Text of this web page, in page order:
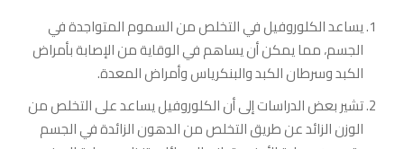
يساعد الكلوروفيل في التخلص من السموم المتواجدة في
الجسم، مما يمكن أن يساهم في الوقاية من الإصابة بأمراض
الكبد وسرطان الكبد والبنكرياس وأمراض المعدة.
تشير بعض الدراسات إلى أن الكلوروفيل يساعد على التخلص من
الوزن الزائد عن طريق التخلص من الدهون الزائدة في الجسم